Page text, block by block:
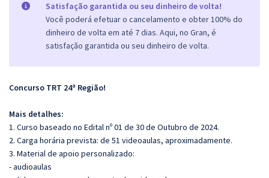
Satisfação garantida ou seu dinheiro de volta!
Você poderá efetuar o cancelamento e obter 100% do
dinheiro de volta em até 7 dias. Aqui, no Gran, é
satisfação garantida ou seu dinheiro de volta.
Concurso TRT 24ª Região!
Mais detalhes:
1. Curso baseado no Edital nº 01 de 30 de Outubro de 2024.
2. Carga horária prevista: de 51 videoaulas, aproximadamente.
3. Material de apoio personalizado:
- audioaulas